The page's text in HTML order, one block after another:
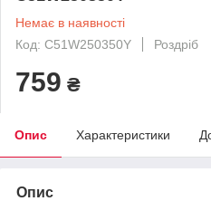
Немає в наявності
Код: C51W250350Y
Роздріб
759 ₴
Опис Характеристики
Опис